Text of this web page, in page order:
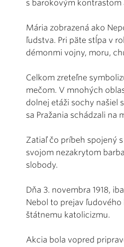
s barokovým kontrastom
Mária zobrazená ako
ľudstva. Pri päte stĺpa v
démonmi vojny, moru,
Celkom zreteľne
mečom. V mnohých
dolnej etáži sochy našiel
sa Pražania schádzali na
Zatiaľ čo príbeh spojený
svojom nezakrytom
slobody.
Dňa 3. novembra 1918,
Nebol to prejav
štátnemu katolicizmu.
Akcia bola vopred